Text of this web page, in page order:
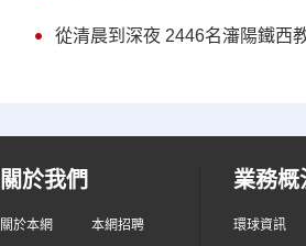
從清晨到深夜 2446名瀋陽鐵西教
關於我們
關於本網 本網招聘
業務概
環球資訊